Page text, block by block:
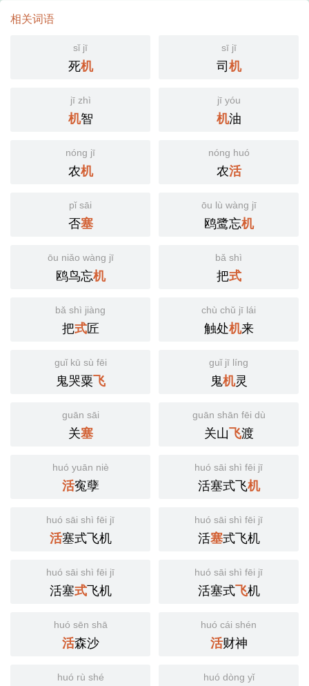
相关词语
sǐ jī
死机
sī jī
司机
jī zhì
机智
jī yóu
机油
nóng jī
农机
nóng huó
农活
pǐ sāi
否塞
ōu lù wàng jī
鸥鹭忘机
ōu niǎo wàng jī
鸥鸟忘机
bǎ shì
把式
bǎ shì jiàng
把式匠
chù chǔ jī lái
触处机来
guǐ kū sù fēi
鬼哭粟飞
guǐ jī líng
鬼机灵
guān sāi
关塞
guān shān fēi dù
关山飞渡
huó yuān niè
活寃孽
huó sāi shì fēi jī
活塞式飞机
huó sāi shì fēi jī
活塞式飞机
huó sāi shì fēi jī
活塞式飞机
huó sāi shì fēi jī
活塞式飞机
huó sāi shì fēi jī
活塞式飞机
huó sēn shā
活森沙
huó cái shén
活财神
huó rù shé huó dòng yǐ